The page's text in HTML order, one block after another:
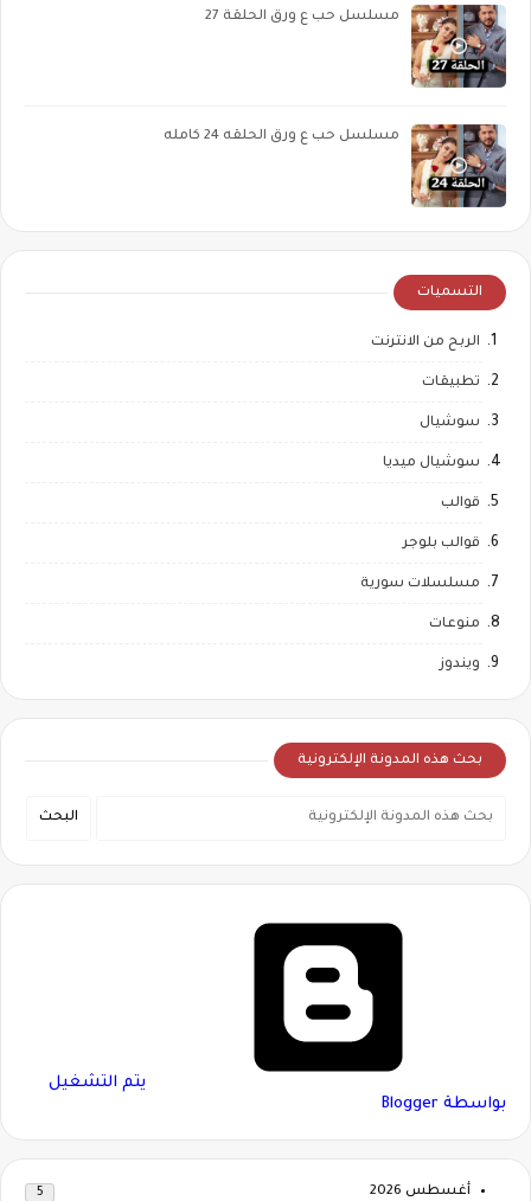
مسلسل حب ع ورق الحلقة 27
مسلسل حب ع ورق الحلقه 24 كامله
التسميات
الربح من الانترنت
تطبيقات
سوشيال
سوشيال ميديا
قوالب
قوالب بلوجر
مسلسلات سورية
منوعات
ويندوز
بحث هذه المدونة الإلكترونية
‏يتم التشغيل
بواسطة Blogger
أغسطس 2026 5